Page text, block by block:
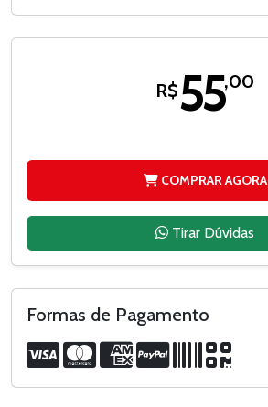
R$55,00
COMPRAR AGORA
Tirar Dúvidas
Formas de Pagamento